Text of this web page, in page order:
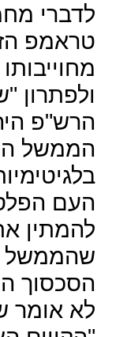
לדברי
טראמפ
ולפתרון
הרש"פ
הממשל
העם
להמתין
שהממשל
הסכסוך
לא אומר